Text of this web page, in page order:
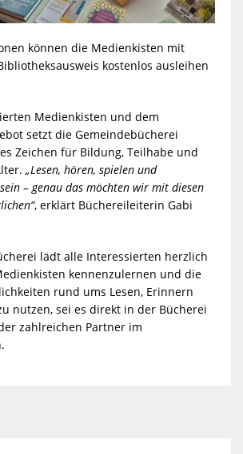
können die Medienkisten mit
kostenlos ausleihen
Medienkisten und dem
setzt die Gemeindebücherei
Zeichen für Bildung, Teilhabe und
„Lesen, hören, spielen und
– genau das möchten wir mit diesen
, erklärt Büchereileiterin Gabi
lädt alle Interessierten herzlich
kennenzulernen und die
rund ums Lesen, Erinnern
nutzen, sei es direkt in der Bücherei
zahlreichen Partner im